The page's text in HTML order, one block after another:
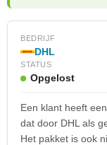
BEDRIJF
DHL
STATUS
Opgelost
Een klant heeft
dat door DHL als
Het pakket is ook